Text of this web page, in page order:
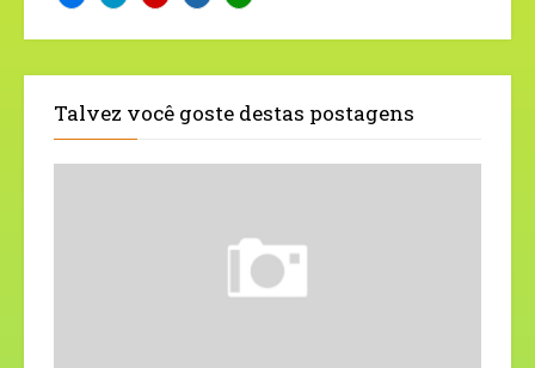
Talvez você goste destas postagens